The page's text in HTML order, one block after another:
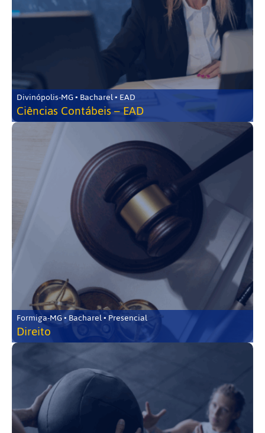
Divinópolis-MG • Bacharel • EAD
Ciências Contábeis – EAD
Formiga-MG • Bacharel • Presencial
Direito